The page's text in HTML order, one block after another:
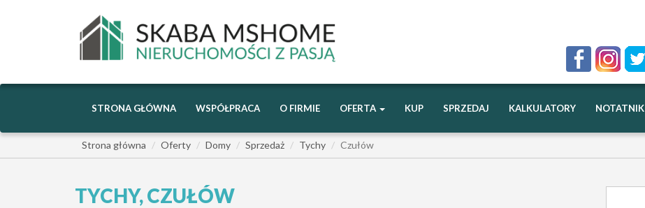
STRONA GŁÓWNA WSPÓŁPRACA O FIRMIE OFERTA KUP SPRZEDAJ KALKULATORY NOTATNIK
Strona główna Oferty Domy Sprzedaż Tychy Czułów
TYCHY, CZUŁÓW